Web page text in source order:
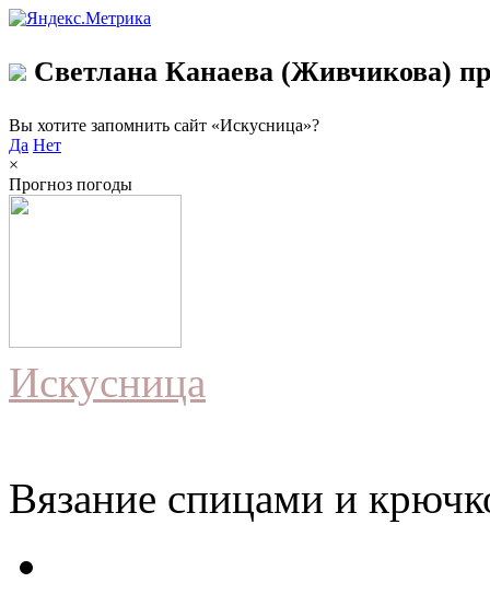
Светлана Канаева (Живчикова)
Вы хотите запомнить сайт «Искусница»?
Да Нет
×
Прогноз погоды
Искусница
Вязание спицами и